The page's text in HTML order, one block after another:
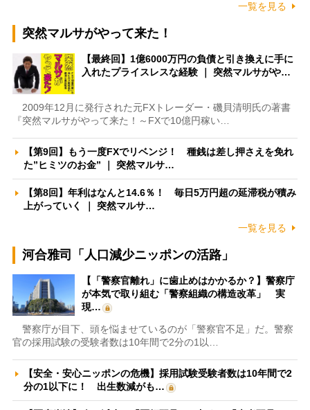
一覧を見る
突然マルサがやって来た！
【最終回】1億6000万円の負債と引き換えに手に
入れたプライスレスな経験 ｜ 突然マルサがや…
2009年12月に発行された元FXトレーダー・磯貝清明氏の著書
『突然マルサがやって来た！～FXで10億円稼い…
【第9回】もう一度FXでリベンジ！ 種銭は差し押さえを免れ
た”ヒミツのお金” ｜ 突然マルサ…
【第8回】年利はなんと14.6％！ 毎日5万円超の延滞税が積み
上がっていく ｜ 突然マルサ…
一覧を見る
河合雅司「人口減少ニッポンの活路」
【「警察官離れ」に歯止めはかかるか？】警察庁
が本気で取り組む「警察組織の構造改革」 実
現…
警察庁が目下、頭を悩ませているのが「警察官不足」だ。警察
官の採用試験の受験者数は10年間で2分の1以…
【安全・安心ニッポンの危機】採用試験受験者数は10年間で2
分の1以下に！ 出生数減がも…